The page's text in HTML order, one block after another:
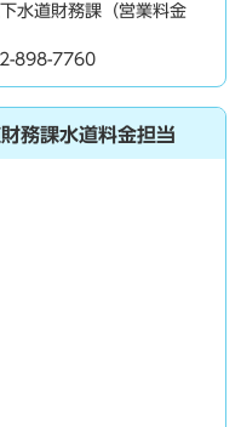
水道財務課（営業料金
898-7760
務課水道料金担当